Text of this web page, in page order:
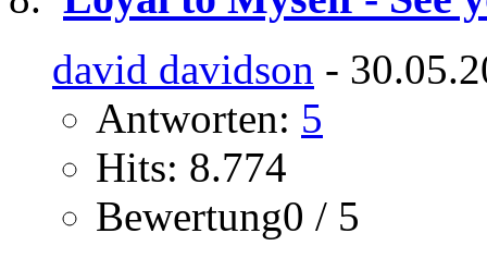
david davidson -
Antworten: 5
Hits: 8.774
Bewertung0 / 5